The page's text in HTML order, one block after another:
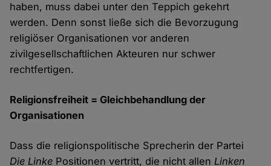
haben, muss dabei unter den Teppich gekehrt
werden. Denn sonst ließe sich die Bevorzugung
religiöser Organisationen vor anderen
zivilgesellschaftlichen Akteuren nur schwer
rechtfertigen.
Religionsfreiheit = Gleichbehandlung der
Organisationen
Dass die religionspolitische Sprecherin der Partei
Die Linke Positionen vertritt, die nicht allenLinken